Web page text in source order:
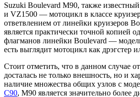
Suzuki Boulevard M90, также
и VZ1500 — мотоцикл в классе
ответвлением от линейки круизеров
является практически точной копией
флагманов линейки Boulevard —
есть выглядит мотоцикл как дрэгстер
Стоит отметить, что в данном случае
досталась не только внешность, но и
наличие множества общих узлов с
C90, M90 является значительно